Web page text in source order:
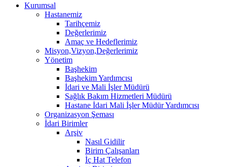
Kurumsal
Hastanemiz
Tarihçemiz
Değerlerimiz
Amaç ve Hedeflerimiz
Misyon,Vizyon,Değerlerimiz
Yönetim
Başhekim
Başhekim Yardımcısı
İdari ve Mali İşler Müdürü
Sağlık Bakım Hizmetleri Müdürü
Hastane İdari Mali İşler Müdür Yardımcısı
Organizasyon Şeması
İdari Birimler
Arşiv
Nasıl Gidilir
Birim Çalışanları
İç Hat Telefon